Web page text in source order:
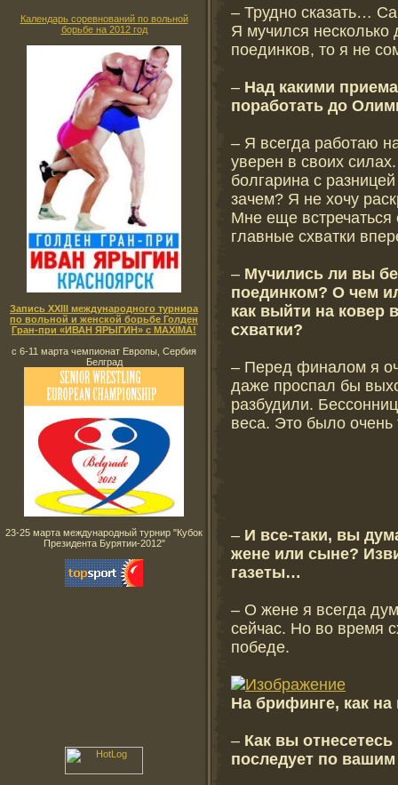
Календарь соревнований по вольной
борьбе на 2012 год
Запись XXIII международного турнира
по вольной и женской борьбе Голден
Гран-при «ИВАН ЯРЫГИН» с MAXIMA!
с 6-11 марта чемпионат Европы, Сербия
Белград
23-25 марта международный турнир "Кубок
Президента Бурятии-2012"
– Трудно сказать…
Я мучился несколько
поединков, то я не
– Над какими
поработать до
– Я всегда работаю
уверен в своих
болгарина с
зачем? Я не хочу
Мне еще встречаться
главные схватки
– Мучились ли вы
поединком? О чем
как выйти на
схватки?
– Перед финалом я
даже проспал бы
разбудили.
веса. Это было очень
– И все-таки, вы
жене или сыне?
газеты…
– О жене я всегда
сейчас. Но во время
победе.
На брифинге, как на
– Как вы
последует по